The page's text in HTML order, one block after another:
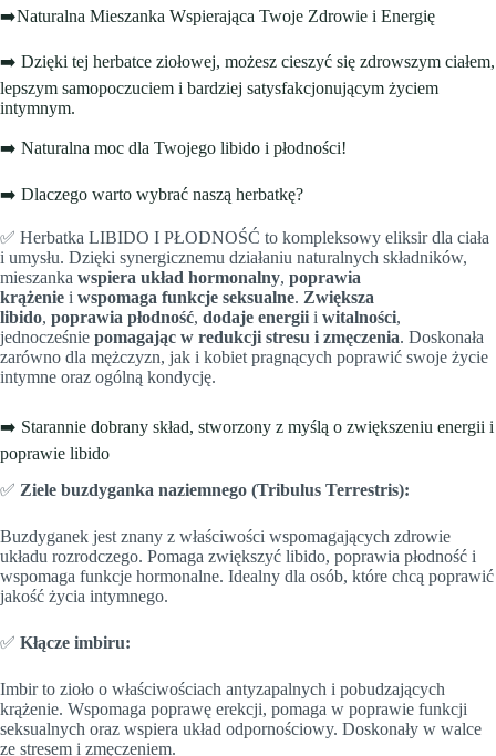
➡️Naturalna Mieszanka Wspierająca Twoje Zdrowie i Energię
➡️ Dzięki tej herbatce ziołowej, możesz cieszyć się zdrowszym ciałem,
lepszym samopoczuciem i bardziej satysfakcjonującym życiem
intymnym.
➡️ Naturalna moc dla Twojego libido i płodności!
➡️ Dlaczego warto wybrać naszą herbatkę?
✅ Herbatka LIBIDO I PŁODNOŚĆ to kompleksowy eliksir dla ciała
i umysłu. Dzięki synergicznemu działaniu naturalnych składników,
mieszanka wspiera układ hormonalny, poprawia
krążenie i wspomaga funkcje seksualne. Zwiększa
libido, poprawia płodność, dodaje energii i witalności,
jednocześnie pomagając w redukcji stresu i zmęczenia. Doskonała
zarówno dla mężczyzn, jak i kobiet pragnących poprawić swoje życie
intymne oraz ogólną kondycję.
➡️ Starannie dobrany skład, stworzony z myślą o zwiększeniu energii i
poprawie libido
✅ Ziele buzdyganka naziemnego (Tribulus Terrestris):
Buzdyganek jest znany z właściwości wspomagających zdrowie
układu rozrodczego. Pomaga zwiększyć libido, poprawia płodność i
wspomaga funkcje hormonalne. Idealny dla osób, które chcą poprawić
jakość życia intymnego.
✅ Kłącze imbiru:
Imbir to zioło o właściwościach antyzapalnych i pobudzających
krążenie. Wspomaga poprawę erekcji, pomaga w poprawie funkcji
seksualnych oraz wspiera układ odpornościowy. Doskonały w walce
ze stresem i zmęczeniem.